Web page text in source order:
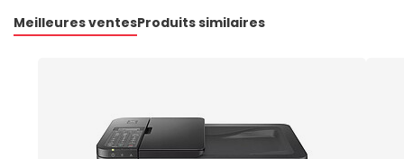
Meilleures ventesProduits similaires